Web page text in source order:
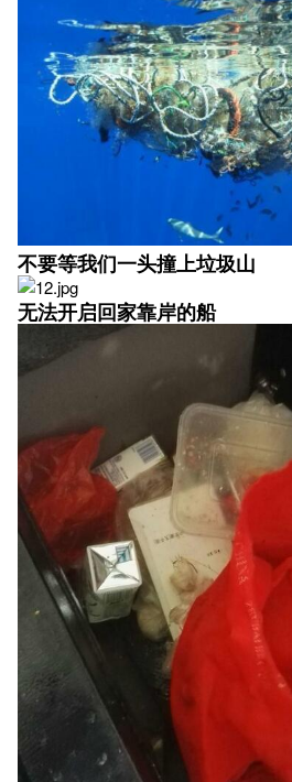
不要等我们一头撞上垃圾山
无法开启回家靠岸的船